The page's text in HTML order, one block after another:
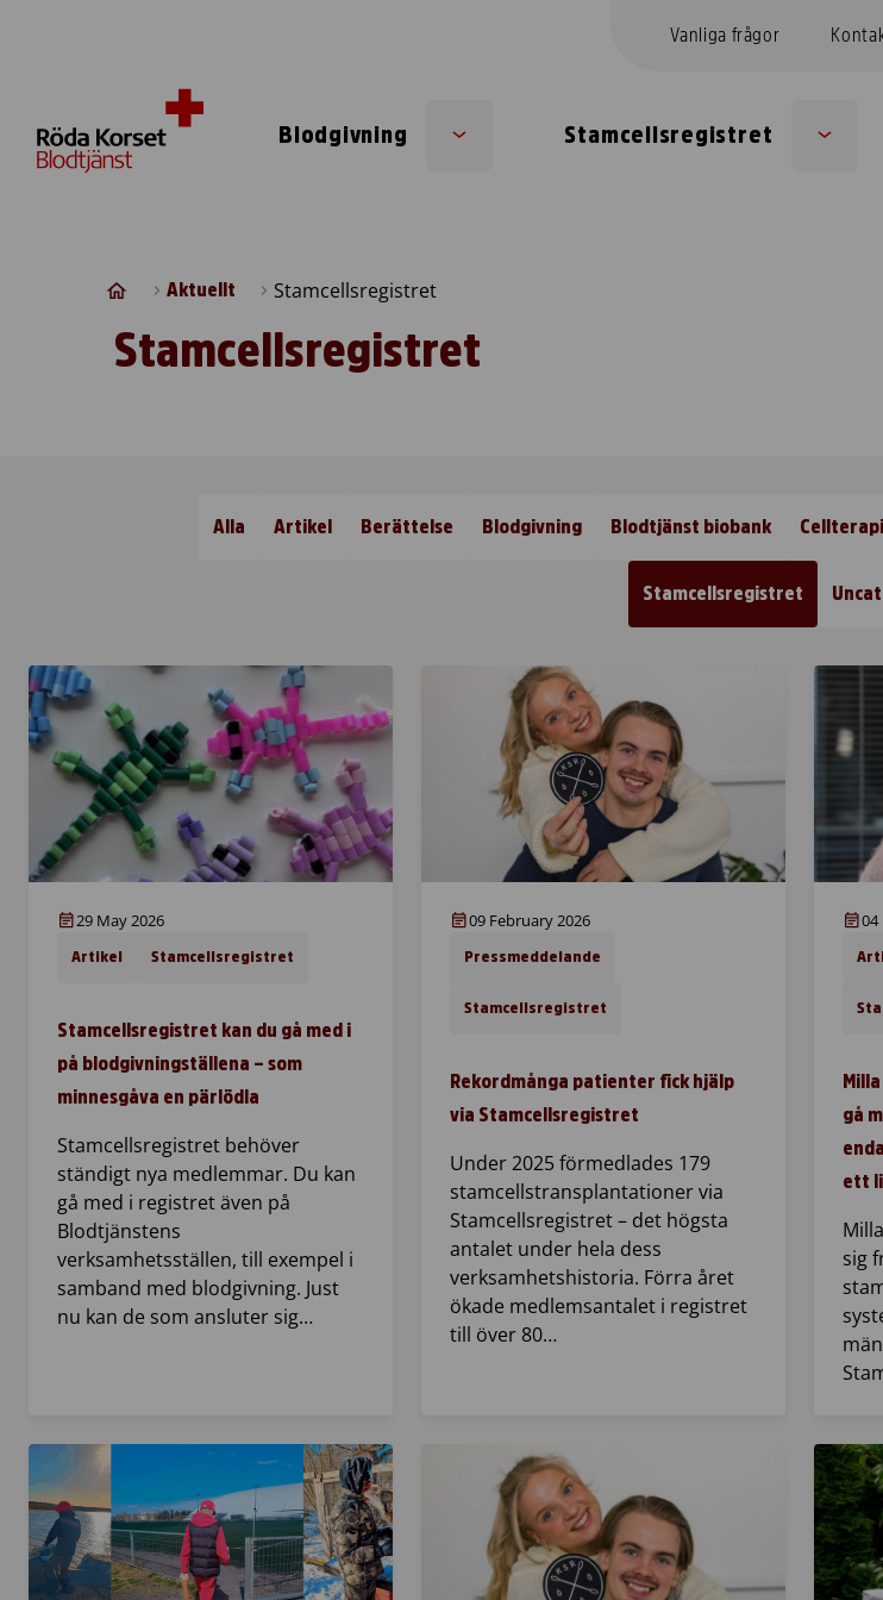
Vanliga frågor
Blodgivning Stamcellsregistret
Aktuellt Stamcellsregistret
Stamcellsregistret
Alla Artikel Berättelse Blodgivning Blodtjänst biobank Cellterapi
Stamcellsregistret
29 May 2026
Artikel Stamcellsregistret
Stamcellsregistret kan du gå med i
på blodgivningställena – som
minnesgåva en pärlödla
Stamcellsregistret behöver
ständigt nya medlemmar. Du kan
gå med i registret även på
Blodtjänstens
verksamhetsställen, till exempel i
samband med blodgivning. Just
nu kan de som ansluter sig…
09 February 2026
Pressmeddelande
Stamcellsregistret
Rekordmånga patienter fick hjälp
via Stamcellsregistret
Under 2025 förmedlades 179
stamcellstransplantationer via
Stamcellsregistret – det högsta
antalet under hela dess
verksamhetshistoria. Förra året
ökade medlemsantalet i registret
till över 80…
04
gå
ett
sig